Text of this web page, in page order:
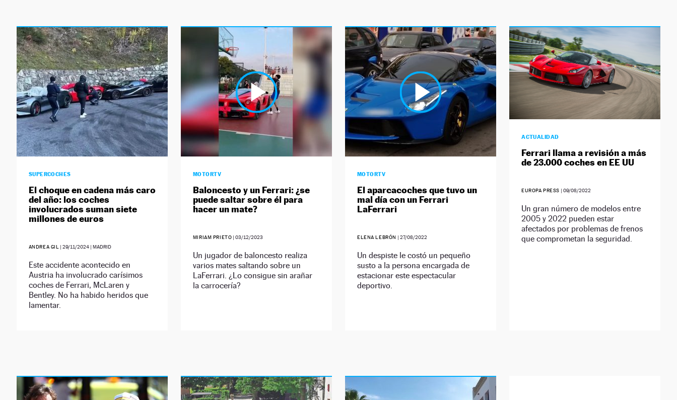
SUPERCOCHES
El choque en cadena más caro
del año: los coches
involucrados suman siete
millones de euros
ANDREA GIL |29/11/2024 | MADRID
Este accidente acontecido en
Austria ha involucrado carísimos
coches de Ferrari, McLaren y
Bentley. No ha habido heridos que
lamentar.
MOTORTV
Baloncesto y un Ferrari: ¿se
puede saltar sobre él para
hacer un mate?
MIRIAM PRIETO |03/12/2023
Un jugador de baloncesto realiza
varios mates saltando sobre un
LaFerrari. ¿Lo consigue sin arañar
la carrocería?
MOTORTV
El aparcacoches que tuvo un
mal día con un Ferrari
LaFerrari
ELENA LEBRÓN | 27/08/2022
Un despiste le costó un pequeño
susto a la persona encargada de
estacionar este espectacular
deportivo.
ACTUALIDAD
Ferrari llama a revisión a más
de 23.000 coches en EE UU
EUROPA PRESS 09/08/2022
Un gran número de modelos entre
2005 y 2022 pueden estar
afectados por problemas de frenos
que comprometan la seguridad.